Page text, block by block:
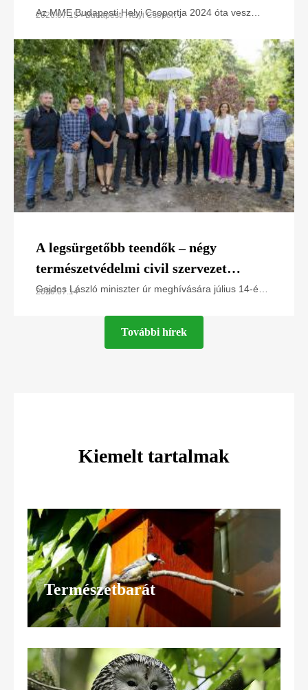
Az MME Budapesti Helyi Csoportja 2024 óta vesz
Constant Effort Sites) programban a Naplás-tó
területén
2026.07.15 • Budapesti Helyi Csoport
A legsürgetőbb teendők – négy
természetvédelmi civil szervezet
javaslatai Gajdos László miniszter úr
Gajdos László miniszter úr meghívására július 14-én
és a Greenpeace Magyarország, a Magyar
2026.07.14
További hírek
Kiemelt tartalmak
Természetbarát